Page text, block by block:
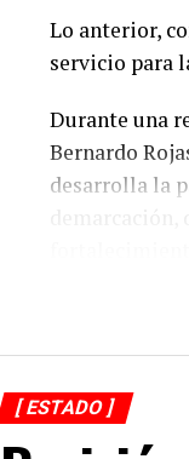
Lo anterior,
servicio para
Durante una
Bernardo
desarrolla la
eficiente,
[ ESTADO ]